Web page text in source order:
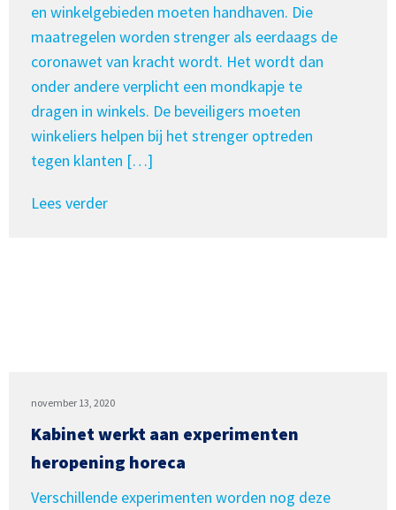
en winkelgebieden moeten handhaven. Die
maatregelen worden strenger als eerdaags de
coronawet van kracht wordt. Het wordt dan
onder andere verplicht een mondkapje te
dragen in winkels. De beveiligers moeten
winkeliers helpen bij het strenger optreden
tegen klanten […]
Lees verder
november 13, 2020
Kabinet werkt aan experimenten
heropening horeca
Verschillende experimenten worden nog deze